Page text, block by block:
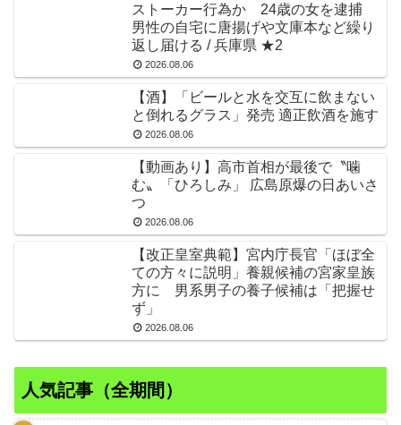
ストーカー行為か 24歳の女を逮捕
男性の自宅に唐揚げや文庫本など繰り
返し届ける / 兵庫県 ★2
2026.08.06
【酒】「ビールと水を交互に飲まない
と倒れるグラス」発売 適正飲酒を施す
2026.08.06
【動画あり】高市首相が最後で〝噛
む〟「ひろしみ」 広島原爆の日あいさ
つ
2026.08.06
【改正皇室典範】宮内庁長官「ほぼ全
ての方々に説明」養親候補の宮家皇族
方に 男系男子の養子候補は「把握せ
ず」
2026.08.06
人気記事（全期間）